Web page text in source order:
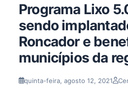
Programa Lixo
sendo
Roncador e
municípios da
quinta-feira, agosto 12, 2021